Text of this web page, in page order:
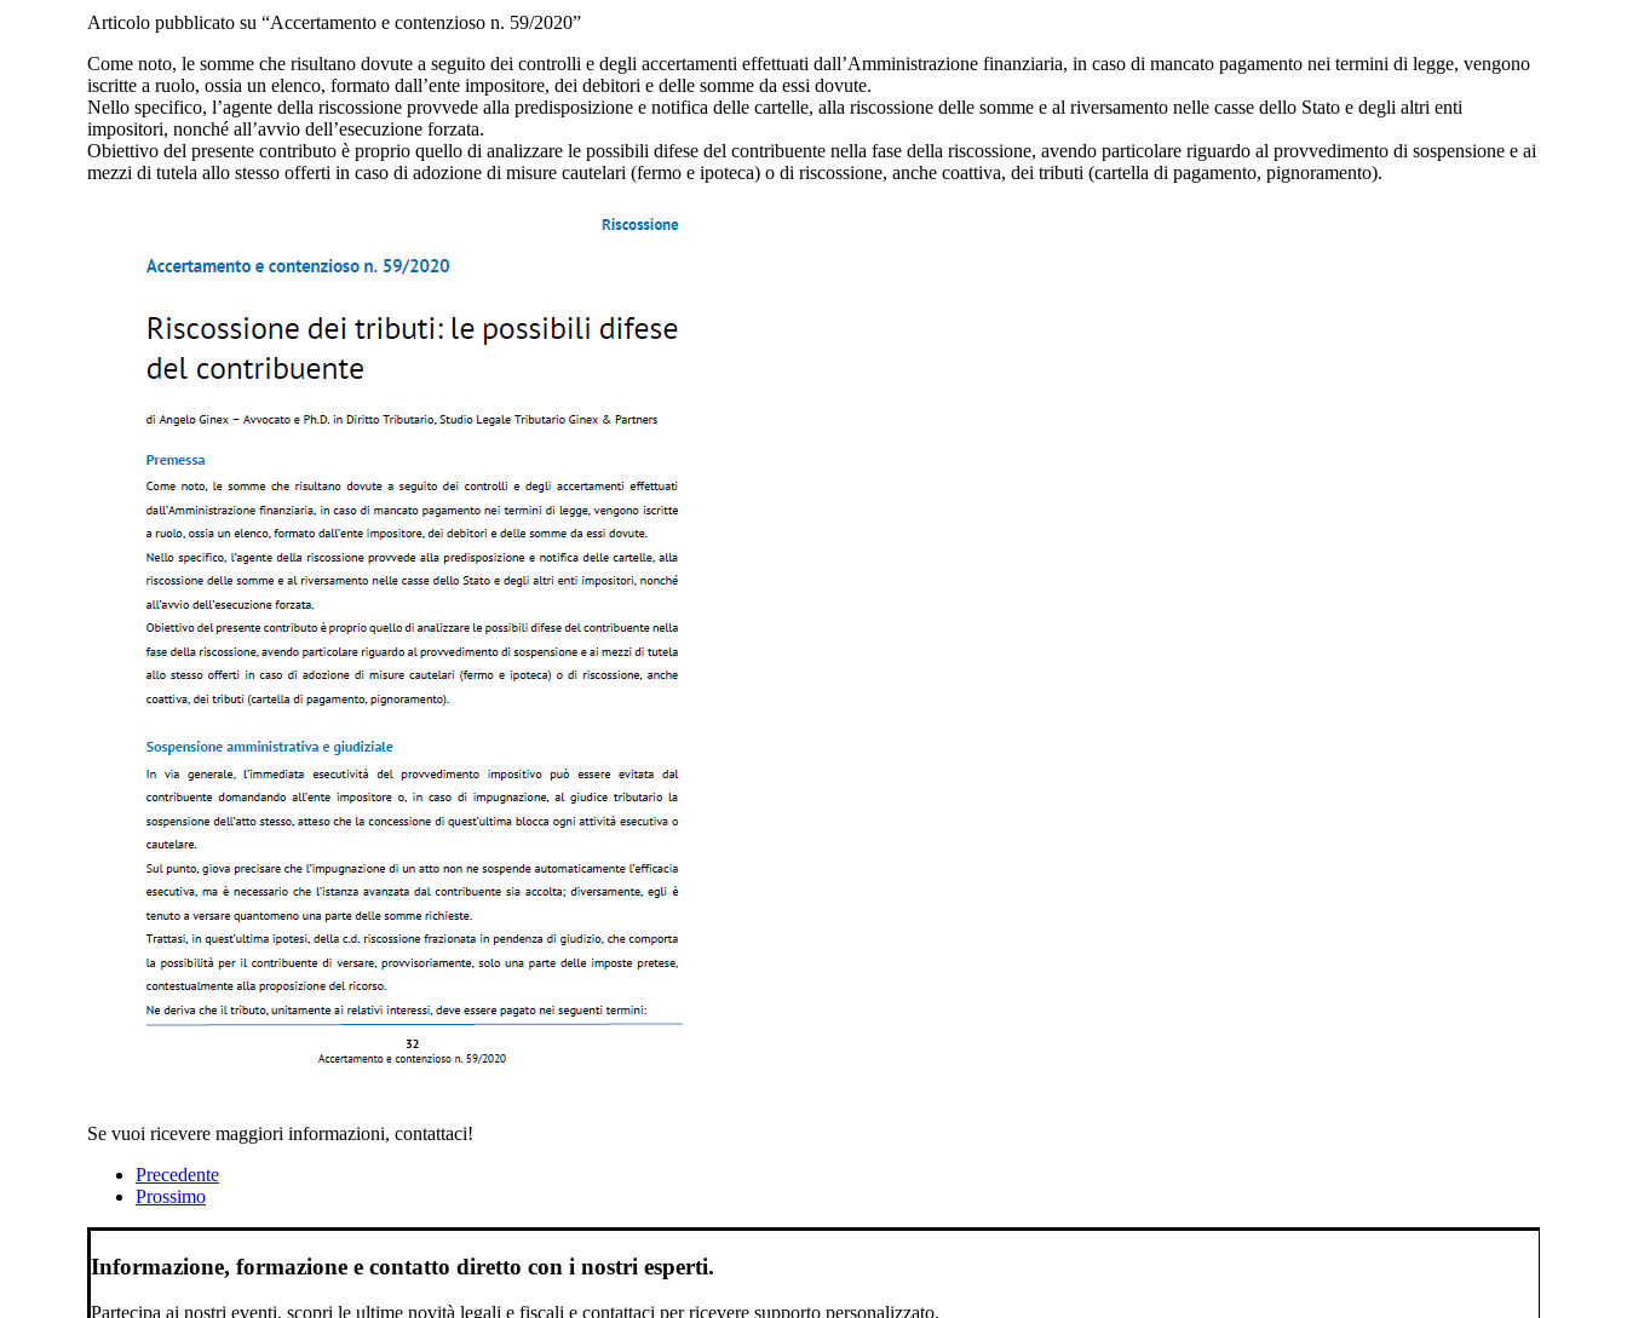
Articolo pubblicato su “Accertamento e contenzioso n. 59/2020”
Come noto, le somme che risultano dovute a seguito dei controlli e degli accertamenti effettuati dall’Amministrazione finanziaria, in caso di mancato pagamento nei termini di legge, vengono
iscritte a ruolo, ossia un elenco, formato dall’ente impositore, dei debitori e delle somme da essi dovute.
Nello specifico, l’agente della riscossione provvede alla predisposizione e notifica delle cartelle, alla riscossione delle somme e al riversamento nelle casse dello Stato e degli altri enti
impositori, nonché all’avvio dell’esecuzione forzata.
Obiettivo del presente contributo è proprio quello di analizzare le possibili difese del contribuente nella fase della riscossione, avendo particolare riguardo al provvedimento di sospensione e ai
mezzi di tutela allo stesso offerti in caso di adozione di misure cautelari (fermo e ipoteca) o di riscossione, anche coattiva, dei tributi (cartella di pagamento, pignoramento).
Se vuoi ricevere maggiori informazioni, contattaci!
Precedente
Prossimo
Informazione, formazione e contatto diretto con i nostri esperti.
Partecipa ai nostri eventi, scopri le ultime novità legali e fiscali e contattaci per ricevere supporto personalizzato.